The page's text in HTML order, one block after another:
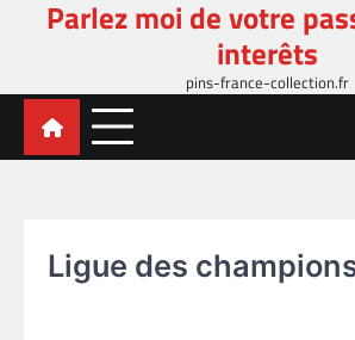
Parlez moi de votre
interêts
pins-france-collection.fr
Ligue des